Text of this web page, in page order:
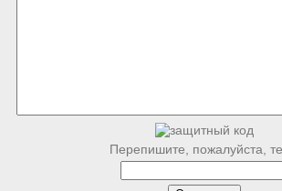
Перепишите, пожалуйста,